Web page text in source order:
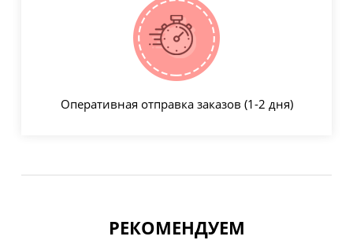
Оперативная отправка заказов (1-2 дня)
РЕКОМЕНДУЕМ